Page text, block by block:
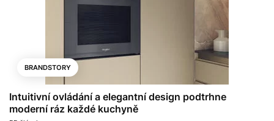
BRANDSTORY
Intuitivní ovládání a elegantní design podtrhne
moderní ráz každé kuchyně